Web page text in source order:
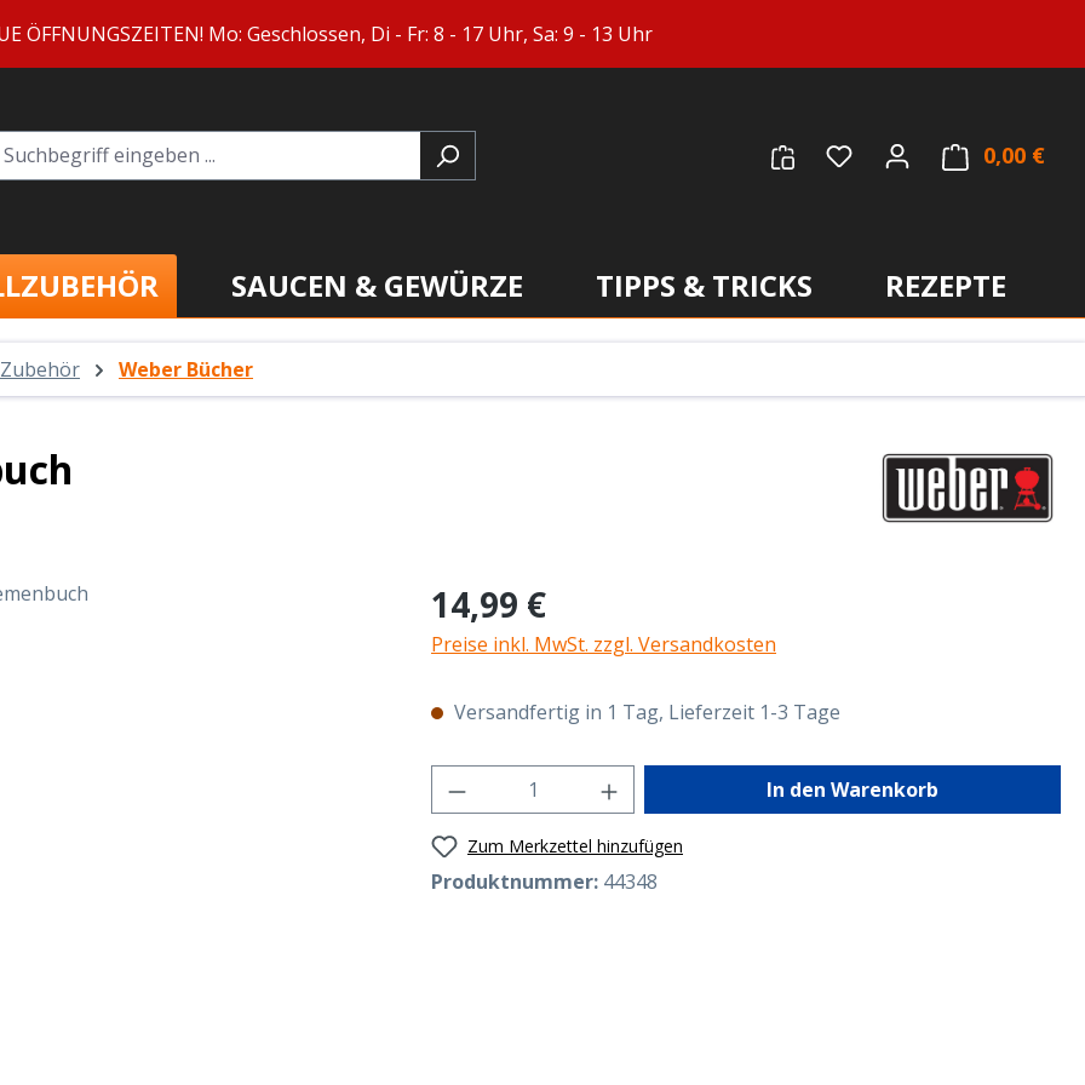
ÖFFNUNGSZEITEN! Mo: Geschlossen, Di - Fr: 8 - 17 Uhr, Sa: 9 - 13 Uhr
Du hast 0 Produkte
0,00 €
SAUCEN & GEWÜRZE TIPPS & TRICKS REZEPTE
Weber Bücher
Regulärer Preis:
14,99 €
Preise inkl. MwSt. zzgl. Versandkosten
Versandfertig in 1 Tag, Lieferzeit 1-3 Tage
Produkt Anzahl: Gib den gewünschten Wert
In den Warenkorb
Zum Merkzettel hinzufügen
Produktnummer: 44348